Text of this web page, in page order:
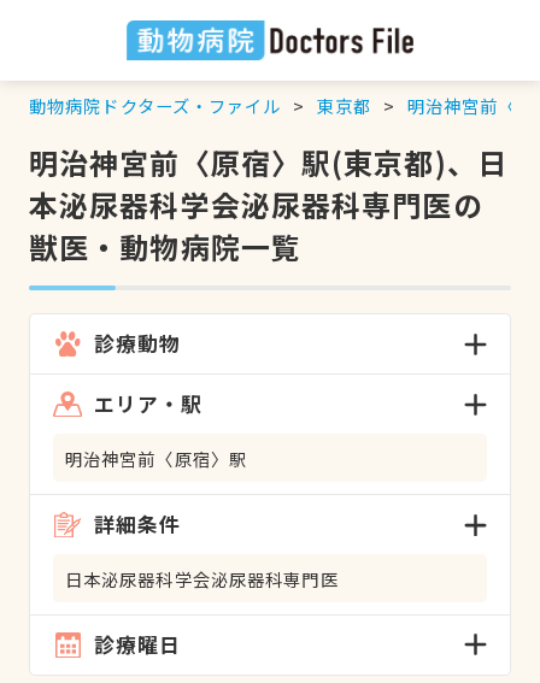
動物病院ドクターズ・ファイル 東京都 明治神宮前〈原
明治神宮前〈原宿〉駅(東京都)、日
本泌尿器科学会泌尿器科専門医の
獣医・動物病院一覧
診療動物
エリア・駅
明治神宮前〈原宿〉駅
詳細条件
日本泌尿器科学会泌尿器科専門医
診療曜日